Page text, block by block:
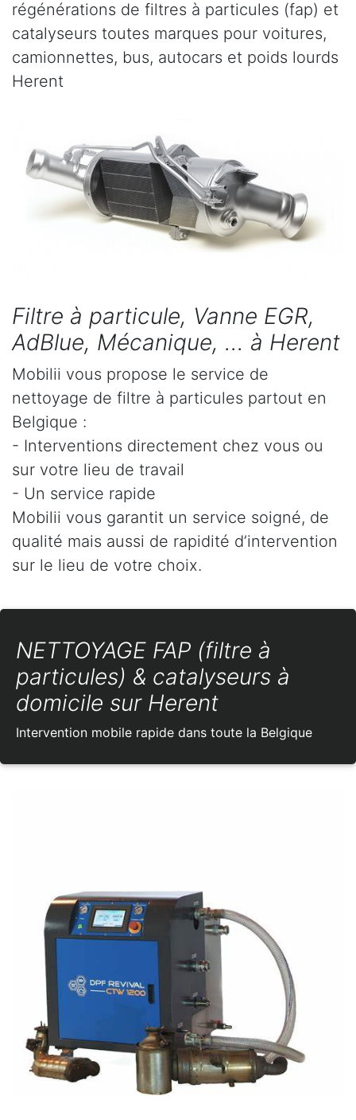
régénérations de filtres à particules (fap) et
catalyseurs toutes marques pour voitures,
camionnettes, bus, autocars et poids lourds
Herent
Filtre à particule, Vanne EGR,
AdBlue, Mécanique, ... à Herent
Mobilii vous propose le service de
nettoyage de filtre à particules partout en
Belgique :
- Interventions directement chez vous ou
sur votre lieu de travail
- Un service rapide
Mobilii vous garantit un service soigné, de
qualité mais aussi de rapidité d’intervention
sur le lieu de votre choix.
NETTOYAGE FAP (filtre à
particules) & catalyseurs à
domicile sur Herent
Intervention mobile rapide dans toute la Belgique